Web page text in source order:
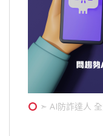
➣ AI防詐達人